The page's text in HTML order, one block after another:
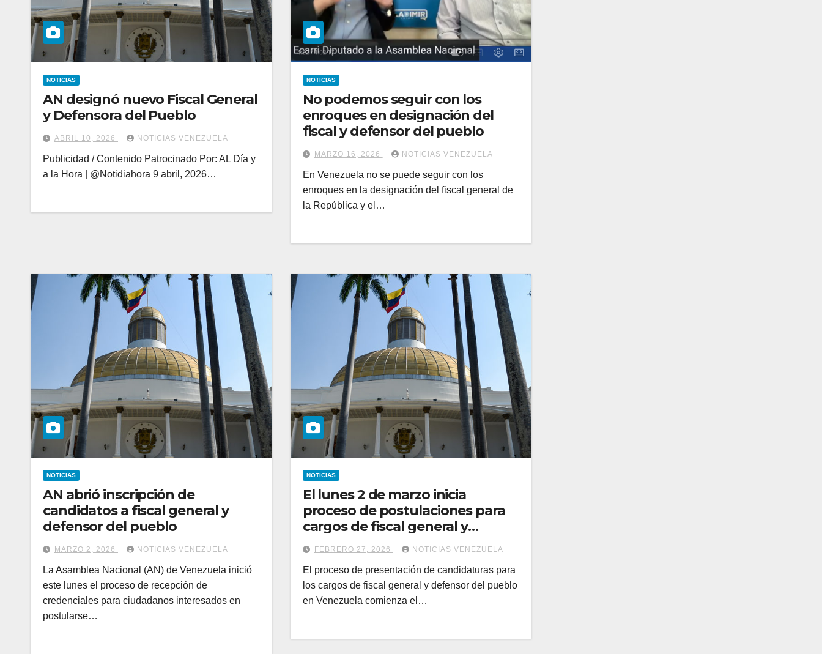
NOTICIAS
AN designó nuevo Fiscal General
y Defensora del Pueblo
ABRIL 10, 2026 NOTICIAS VENEZUELA
Publicidad / Contenido Patrocinado Por: AL Día y
a la Hora | @Notidiahora 9 abril, 2026…
NOTICIAS
No podemos seguir con los
enroques en designación del
fiscal y defensor del pueblo
MARZO 16, 2026 NOTICIAS VENEZUELA
En Venezuela no se puede seguir con los
enroques en la designación del fiscal general de
la República y el…
NOTICIAS
AN abrió inscripción de
candidatos a fiscal general y
defensor del pueblo
MARZO 2, 2026 NOTICIAS VENEZUELA
La Asamblea Nacional (AN) de Venezuela inició
este lunes el proceso de recepción de
credenciales para ciudadanos interesados en
postularse…
NOTICIAS
El lunes 2 de marzo inicia
proceso de postulaciones para
cargos de fiscal general y
defensor del pueblo en
Venezuela
FEBRERO 27, 2026 NOTICIAS VENEZUELA
El proceso de presentación de candidaturas para
los cargos de fiscal general y defensor del pueblo
en Venezuela comienza el…